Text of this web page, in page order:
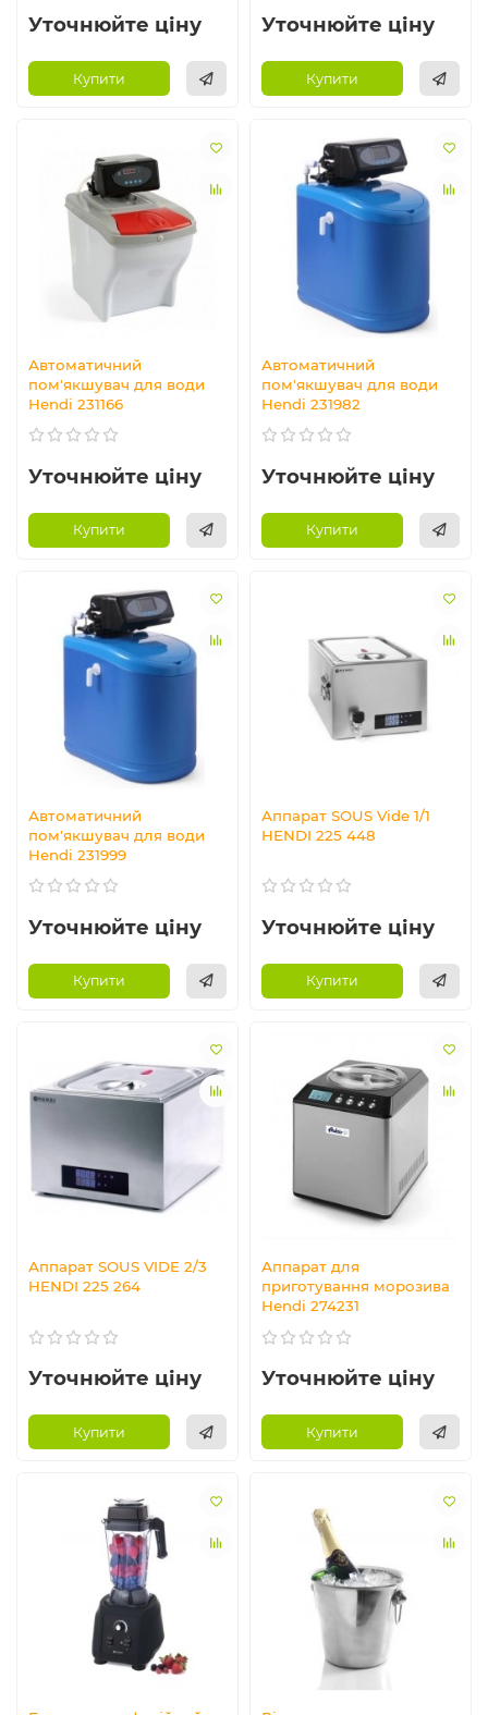
Уточнюйте ціну
Купити
Уточнюйте ціну
Купити
Автоматичний
пом'якшувач для води
Hendi 231166
Уточнюйте ціну
Купити
Автоматичний
пом'якшувач для води
Hendi 231982
Уточнюйте ціну
Купити
Автоматичний
пом'якшувач для води
Hendi 231999
Уточнюйте ціну
Купити
Аппарат SOUS Vide 1/1
HENDI 225 448
Уточнюйте ціну
Купити
Аппарат SOUS VIDE 2/3
HENDI 225 264
Уточнюйте ціну
Купити
Аппарат для
приготування морозива
Hendi 274231
Уточнюйте ціну
Купити